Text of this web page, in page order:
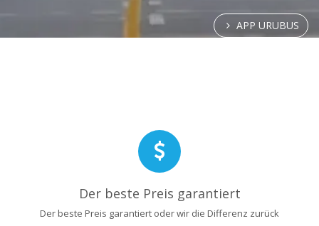
APP URUBUS
Der beste Preis garantiert
Der beste Preis garantiert oder wir die Differenz zurück